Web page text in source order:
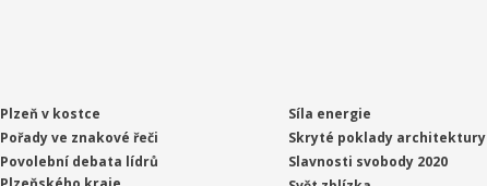
Plzeň v kostce
Pořady ve znakové řeči
Povolební debata lídrů
Síla energie
Skryté poklady architektury
Slavnosti svobody 2020